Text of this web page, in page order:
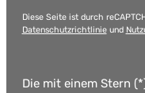
Diese Seite ist durch
Datenschutzrichtlinieund
Die mit einem Stern